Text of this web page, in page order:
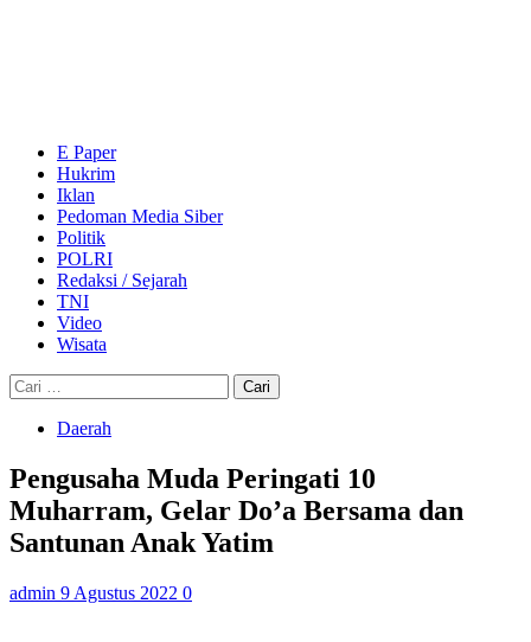
E Paper
Hukrim
Iklan
Pedoman Media Siber
Politik
POLRI
Redaksi / Sejarah
TNI
Video
Wisata
Cari
untuk:
Daerah
Pengusaha Muda Peringati 10
Muharram, Gelar Do’a Bersama dan
Santunan Anak Yatim
admin 9 Agustus 2022 0